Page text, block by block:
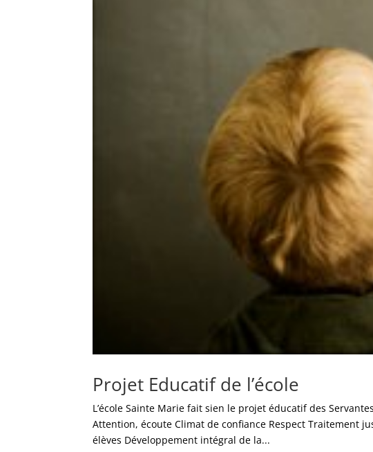
Projet Educatif de l’école
L’école Sainte Marie fait sien le projet éducatif des
Attention, écoute Climat de confiance Respect Traitement
élèves Développement intégral de la...